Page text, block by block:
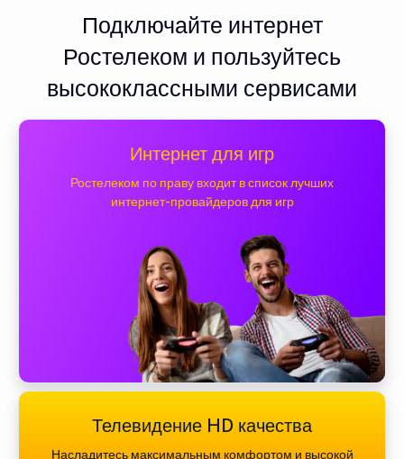
Подключайте интернет
Ростелеком и пользуйтесь
высококлассными сервисами
Интернет для игр
Ростелеком по праву входит в список лучших
интернет-провайдеров для игр
Телевидение HD качества
Насладитесь максимальным комфортом и высокой